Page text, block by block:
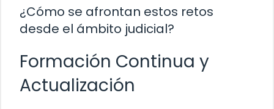
¿Cómo se afrontan estos retos
desde el ámbito judicial?
Formación Continua y
Actualización